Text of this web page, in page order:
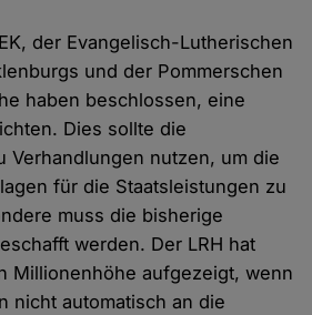
der Evangelisch-Lutherischen
und der Pommerschen
haben beschlossen, eine
Dies sollte die
Verhandlungen nutzen, um die
für die Staatsleistungen zu
muss die bisherige
werden. Der LRH hat
Millionenhöhe aufgezeigt, wenn
nicht automatisch an die